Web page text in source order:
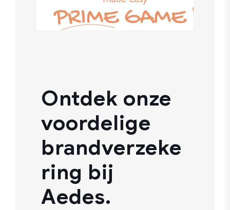
Ontdek onze
voordelige
brandverzeke
ring bij
Aedes.